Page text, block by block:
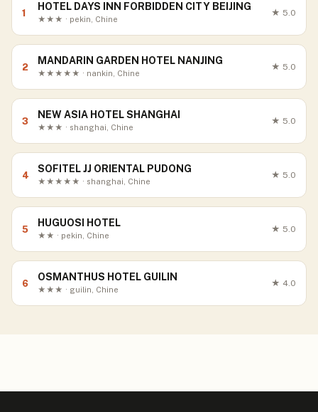
1
HOTEL DAYS INN FORBIDDEN CITY BEIJING
★★★ · pekin, Chine
★ 5.0
2
MANDARIN GARDEN HOTEL NANJING
★★★★★ · nankin, Chine
★ 5.0
3
NEW ASIA HOTEL SHANGHAI
★★★ · shanghai, Chine
★ 5.0
4
SOFITEL JJ ORIENTAL PUDONG
★★★★★ · shanghai, Chine
★ 5.0
5
HUGUOSI HOTEL
★★ · pekin, Chine
★ 5.0
6
OSMANTHUS HOTEL GUILIN
★★★ · guilin, Chine
★ 4.0